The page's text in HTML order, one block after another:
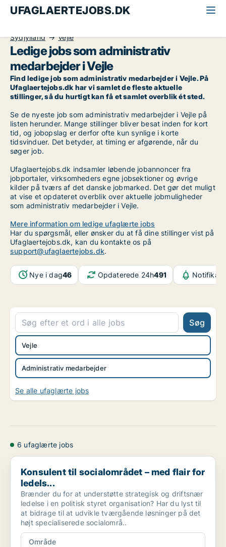
UFAGLAERTEJOBS.DK
Sydjylland
Vejle
Ledige jobs som administrativ
medarbejder i Vejle
Find ledige job som administrativ medarbejder i Vejle. På
Ufaglaertejobs.dk har vi samlet de fleste aktuelle
stillinger, så du hurtigt kan få et samlet overblik ét sted.
Se de nyeste job som administrativ medarbejder i Vejle på
listen herunder. Mange stillinger bliver besat inden for kort
tid, og jobopslag er derfor ofte kun synlige i korte
tidsvinduer. Det betyder, at timing er afgørende, når du
søger job.
Ufaglaertejobs.dk indsamler løbende jobannoncer fra
jobportaler, virksomheders egne jobsektioner og øvrige
kilder på tværs af det danske jobmarked. Det gør det muligt
at vise et opdateret overblik over aktuelle jobmuligheder
som administrativ medarbejder i Vejle.
Mere information om ledige ufaglærte jobs
Har du spørgsmål, eller ønsker du at få dine stillinger vist på
Ufaglaertejobs.dk, kan du kontakte os på
support@ufaglaertejobs.dk.
Nye i dag46 Opdaterede 24h491
Søg
Administrativ medarbejder
Vejle
Se alle ufaglærte jobs
6 ufaglærte jobs
Konsulent til socialområdet – med flair for ledels...
Konsulent til socialområdet – med flair for
ledels...
Brænder du for at understøtte strategisk og driftsnær
ledelse i en politisk styret organisation? Har du lyst til
at bidrage til at udvikle tværgående løsninger på det
højt specialiserede socialområ..
Område